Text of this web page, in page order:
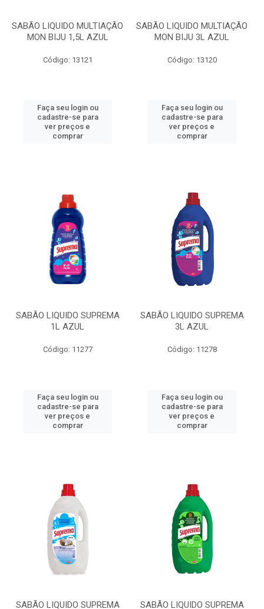
SABÃO LIQUIDO MULTIAÇÃO
MON BIJU 1,5L AZUL
Código: 13121
Faça seu login ou
cadastre-se para
ver preços e
comprar
SABÃO LIQUIDO MULTIAÇÃO
MON BIJU 3L AZUL
Código: 13120
Faça seu login ou
cadastre-se para
ver preços e
comprar
SABÃO LIQUIDO SUPREMA
1L AZUL
Código: 11277
Faça seu login ou
cadastre-se para
ver preços e
comprar
SABÃO LIQUIDO SUPREMA
3L AZUL
Código: 11278
Faça seu login ou
cadastre-se para
ver preços e
comprar
SABÃO LIQUIDO SUPREMA
SABÃO LIQUIDO SUPREMA